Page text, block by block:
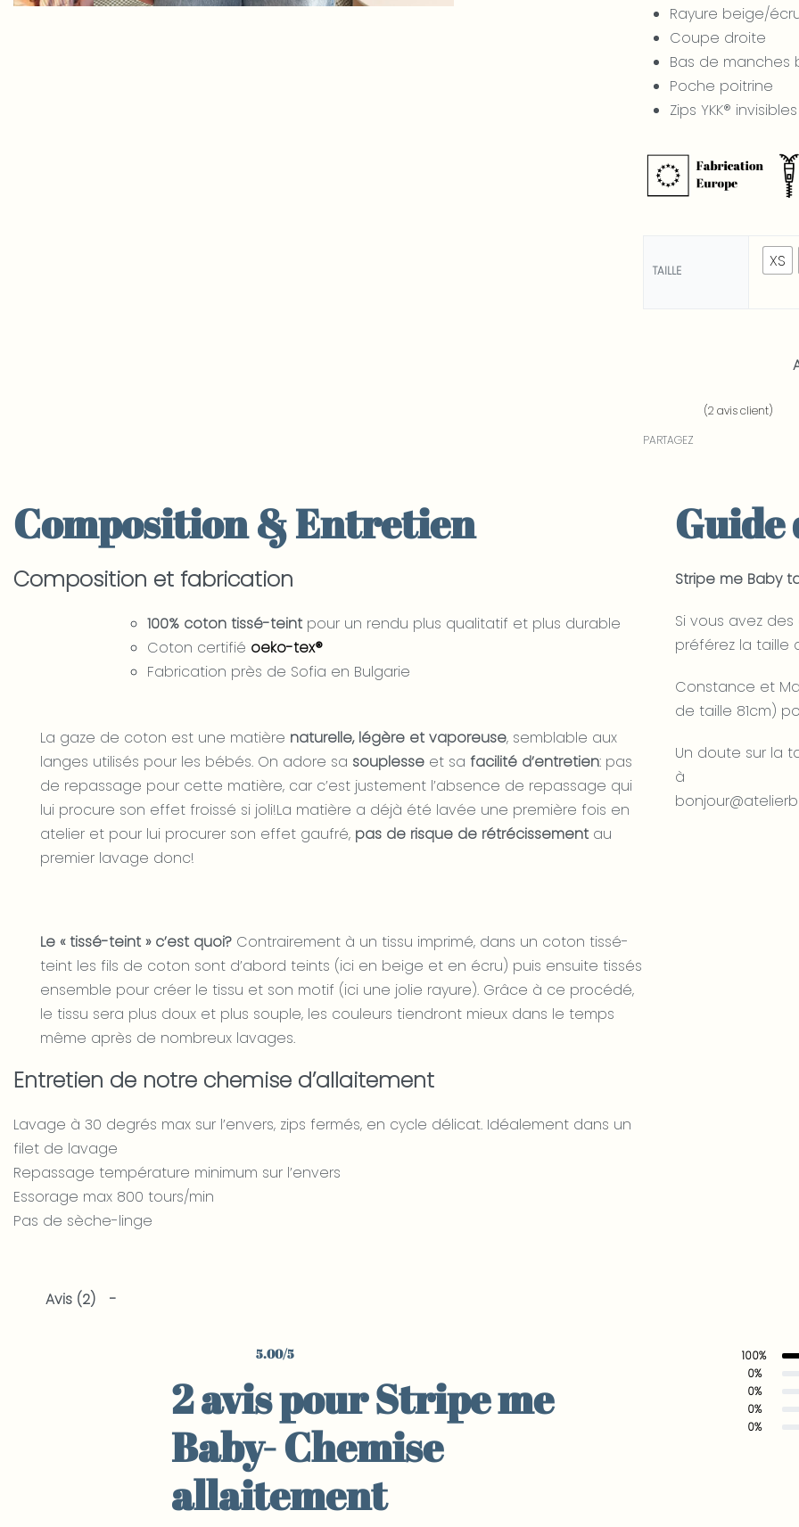
Rayure beige/
Coupe droite
Bas de manches
Poche poitrine
Zips YKK®
TAILLE XS
(2 avis client)
PARTAGEZ
Composition & Entretien
Composition et fabrication
100% coton tissé-teint pour un rendu plus qualitatif et plus durable
Coton certifié oeko-tex®
Fabrication près de Sofia en Bulgarie
La gaze de coton est une matière naturelle, légère et vaporeuse, semblable aux
langes utilisés pour les bébés. On adore sa souplesse et sa facilité d’entretien: pas
de repassage pour cette matière, car c’est justement l’absence de repassage qui
lui procure son effet froissé si joli!La matière a déjà été lavée une première fois en
atelier et pour lui procurer son effet gaufré, pas de risque de rétrécissement au
premier lavage donc!
Le « tissé-teint » c’est quoi? Contrairement à un tissu imprimé, dans un coton tissé-
teint les fils de coton sont d’abord teints (ici en beige et en écru) puis ensuite tissés
ensemble pour créer le tissu et son motif (ici une jolie rayure). Grâce à ce procédé,
le tissu sera plus doux et plus souple, les couleurs tiendront mieux dans le temps
même après de nombreux lavages.
Entretien de notre chemise d’allaitement
Lavage à 30 degrés max sur l’envers, zips fermés, en cycle délicat. Idéalement dans un
filet de lavage
Repassage température minimum sur l’envers
Essorage max 800 tours/min
Pas de sèche-linge
Guide
Stripe me Baby
Si vous avez
préférez la taille
Constance et
de taille 81cm)
Un doute sur la
à
Avis (2)
5.00/5
2 avis pourStripe me
Baby- Chemise
allaitement
100%
0%
0%
0%
0%